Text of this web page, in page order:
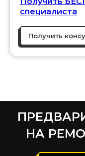
специалиста
Получить
НА